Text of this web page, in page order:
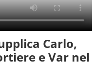
Carlo,
e Var nel